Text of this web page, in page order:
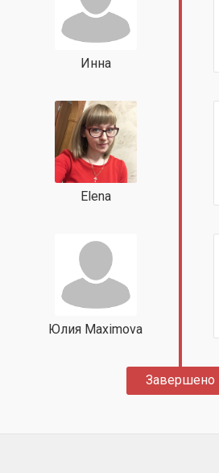
Инна
Elena
Юлия Maximova
Завершено